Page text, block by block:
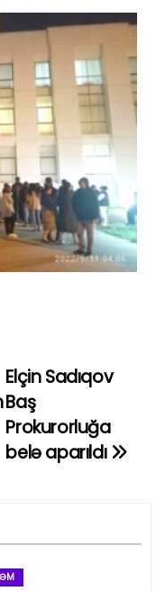
Elçin Sadıqov
Baş
Prokurorluğa
belə aparıldı